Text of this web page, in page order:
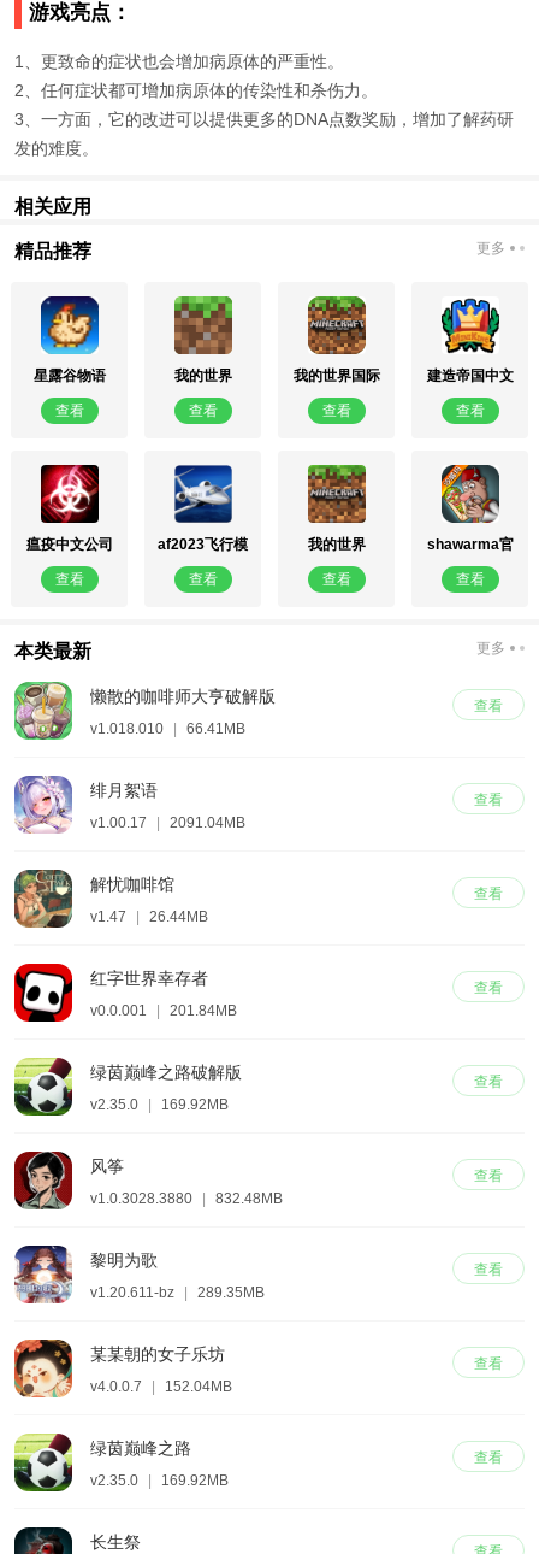
游戏亮点：
1、更致命的症状也会增加病原体的严重性。
2、任何症状都可增加病原体的传染性和杀伤力。
3、一方面，它的改进可以提供更多的DNA点数奖励，增加了解药研
发的难度。
相关应用
精品推荐 更多
星露谷物语
1.6.9手机版
查看
我的世界
1.21.5
查看
我的世界国际
服(Minecraft)
查看
建造帝国中文
版
查看
瘟疫中文公司
查看
af2023飞行模
拟器
查看
我的世界
0.15.4
查看
shawarma官
方正版
查看
本类最新 更多
查看
懒散的咖啡师大亨破解版
v1.018.010 66.41MB
查看
绯月絮语
v1.00.17 2091.04MB
查看
解忧咖啡馆
v1.47 26.44MB
查看
红字世界幸存者
v0.0.001 201.84MB
查看
绿茵巅峰之路破解版
v2.35.0 169.92MB
查看
风筝
v1.0.3028.3880 832.48MB
查看
黎明为歌
v1.20.611-bz 289.35MB
查看
某某朝的女子乐坊
v4.0.0.7 152.04MB
查看
绿茵巅峰之路
v2.35.0 169.92MB
长生祭